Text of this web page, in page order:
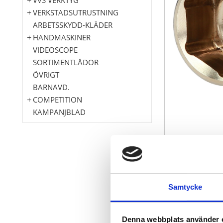
Samtycke
Denna webbplats använder
I enlighet
Innerfyrkant
gnisfri
VERKSTADSUTRUSTNING
ARBETSSKYDD-KLÄDER
HANDMASKINER
VIDEOSCOPE
SORTIMENTLÅDOR
ÖVRIGT
BARNAVD.
COMPETITION
KAMPANJBLAD